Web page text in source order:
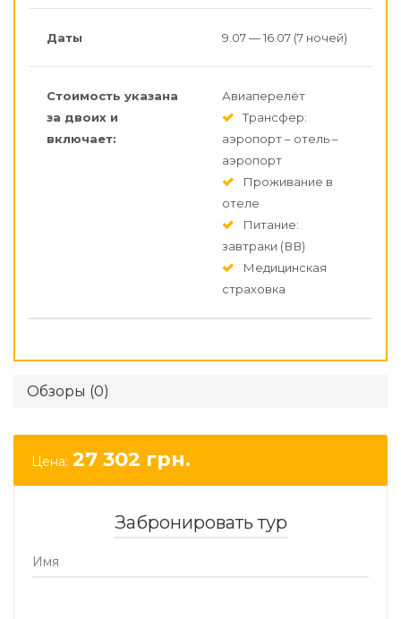
Даты 9.07 — 16.07 (7 ночей)
Стоимость указана
за двоих и
включает:
Авиаперелёт
Трансфер:
аэропорт – отель –
аэропорт
Проживание в
отеле
Питание:
завтраки (ВВ)
Медицинская
страховка
Обзоры (0)
Цена: 27 302 грн.
Забронировать тур